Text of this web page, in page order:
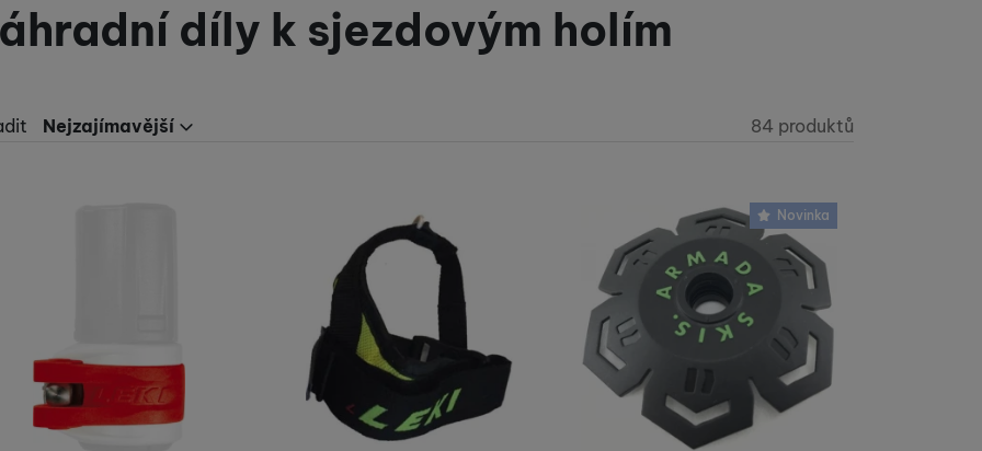
díly k sjezdovým holím
Nejzajímavější
Nejzajímavější Nalezeno
84 produktů
Novinka